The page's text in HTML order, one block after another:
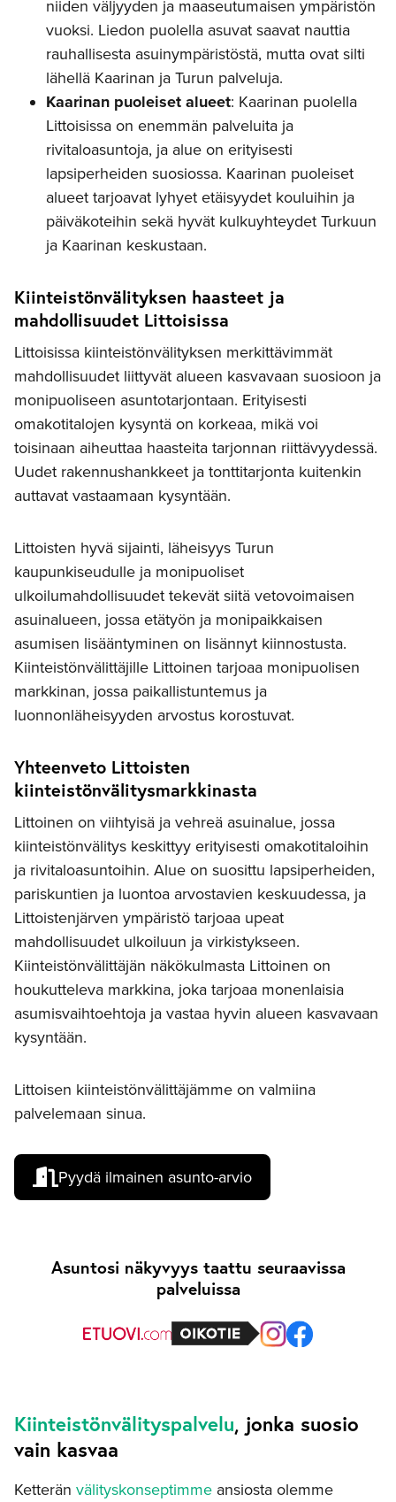
niiden väljyyden ja maaseutumaisen ympäristön
vuoksi. Liedon puolella asuvat saavat nauttia
rauhallisesta asuinympäristöstä, mutta ovat silti
lähellä Kaarinan ja Turun palveluja.
Kaarinan puoleiset alueet: Kaarinan puolella
Littoisissa on enemmän palveluita ja
rivitaloasuntoja, ja alue on erityisesti
lapsiperheiden suosiossa. Kaarinan puoleiset
alueet tarjoavat lyhyet etäisyydet kouluihin ja
päiväkoteihin sekä hyvät kulkuyhteydet Turkuun
ja Kaarinan keskustaan.
Kiinteistönvälityksen haasteet ja
mahdollisuudet Littoisissa
Littoisissa kiinteistönvälityksen merkittävimmät
mahdollisuudet liittyvät alueen kasvavaan suosioon ja
monipuoliseen asuntotarjontaan. Erityisesti
omakotitalojen kysyntä on korkeaa, mikä voi
toisinaan aiheuttaa haasteita tarjonnan riittävyydessä.
Uudet rakennushankkeet ja tonttitarjonta kuitenkin
auttavat vastaamaan kysyntään.
Littoisten hyvä sijainti, läheisyys Turun
kaupunkiseudulle ja monipuoliset
ulkoilumahdollisuudet tekevät siitä vetovoimaisen
asuinalueen, jossa etätyön ja monipaikkaisen
asumisen lisääntyminen on lisännyt kiinnostusta.
Kiinteistönvälittäjille Littoinen tarjoaa monipuolisen
markkinan, jossa paikallistuntemus ja
luonnonläheisyyden arvostus korostuvat.
Yhteenveto Littoisten
kiinteistönvälitysmarkkinasta
Littoinen on viihtyisä ja vehreä asuinalue, jossa
kiinteistönvälitys keskittyy erityisesti omakotitaloihin
ja rivitaloasuntoihin. Alue on suosittu lapsiperheiden,
pariskuntien ja luontoa arvostavien keskuudessa, ja
Littoistenjärven ympäristö tarjoaa upeat
mahdollisuudet ulkoiluun ja virkistykseen.
Kiinteistönvälittäjän näkökulmasta Littoinen on
houkutteleva markkina, joka tarjoaa monenlaisia
asumisvaihtoehtoja ja vastaa hyvin alueen kasvavaan
kysyntään.
Littoisen kiinteistönvälittäjämme on valmiina
palvelemaan sinua.
Pyydä ilmainen asunto-arvio
Asuntosi näkyvyys taattu seuraavissa
palveluissa
Kiinteistönvälityspalvelu, jonka suosio
vain kasvaa
Ketterän välityskonseptimme ansiosta olemme